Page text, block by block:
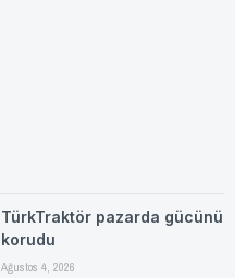
TürkTraktör pazarda gücünü
korudu
Ağustos 4, 2026